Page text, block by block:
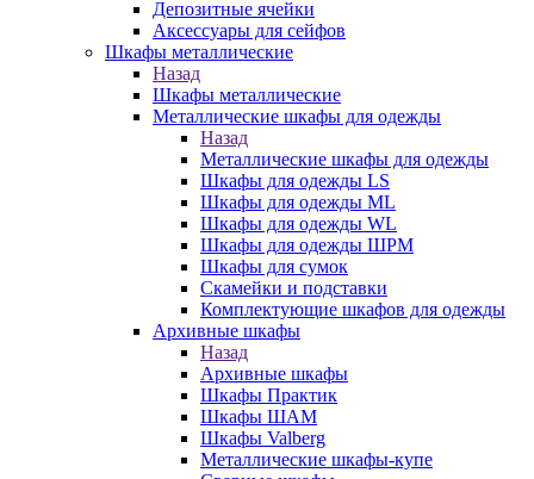
Депозитные ячейки
Аксессуары для сейфов
Шкафы металлические
Назад
Шкафы металлические
Металлические шкафы для одежды
Назад
Металлические шкафы для одежды
Шкафы для одежды LS
Шкафы для одежды ML
Шкафы для одежды WL
Шкафы для одежды ШРМ
Шкафы для сумок
Скамейки и подставки
Комплектующие шкафов для одежды
Архивные шкафы
Назад
Архивные шкафы
Шкафы Практик
Шкафы ШАМ
Шкафы Valberg
Металлические шкафы-купе